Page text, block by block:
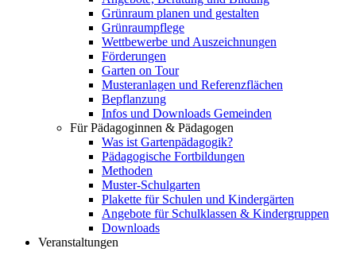
Grünraum planen und gestalten
Grünraumpflege
Wettbewerbe und Auszeichnungen
Förderungen
Garten on Tour
Musteranlagen und Referenzflächen
Bepflanzung
Infos und Downloads Gemeinden
Für Pädagoginnen & Pädagogen
Was ist Gartenpädagogik?
Pädagogische Fortbildungen
Methoden
Muster-Schulgarten
Plakette für Schulen und Kindergärten
Angebote für Schulklassen & Kindergruppen
Downloads
Veranstaltungen